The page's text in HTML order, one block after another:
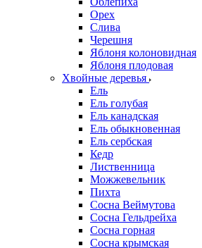
Орех
Слива
Черешня
Яблоня колоновидная
Яблоня плодовая
Хвойные деревья
Ель
Ель голубая
Ель канадская
Ель обыкновенная
Ель сербская
Кедр
Лиственница
Можжевельник
Пихта
Сосна Веймутова
Сосна Гельдрейха
Сосна горная
Сосна крымская